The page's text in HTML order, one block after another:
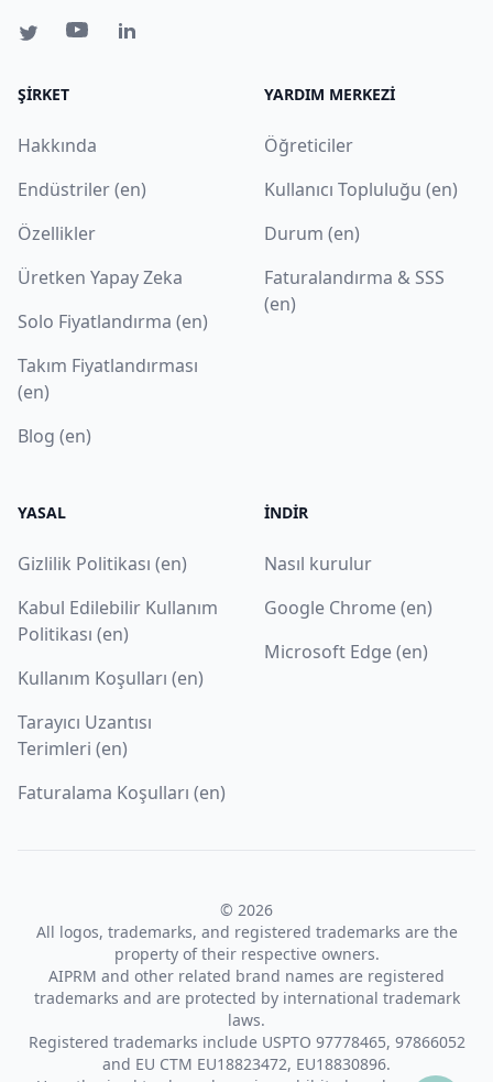
ŞIRKET
Hakkında
Endüstriler (en)
Özellikler
Üretken Yapay Zeka
Solo Fiyatlandırma (en)
Takım Fiyatlandırması
(en)
Blog (en)
YARDIM MERKEZI
Öğreticiler
Kullanıcı Topluluğu (en)
Durum (en)
Faturalandırma & SSS
(en)
YASAL
Gizlilik Politikası (en)
Kabul Edilebilir Kullanım
Politikası (en)
Kullanım Koşulları (en)
Tarayıcı Uzantısı
Terimleri (en)
Faturalama Koşulları (en)
İNDIR
Nasıl kurulur
Google Chrome (en)
Microsoft Edge (en)
© 2026
All logos, trademarks, and registered trademarks are the
property of their respective owners.
AIPRM and other related brand names are registered
trademarks and are protected by international trademark
laws.
Registered trademarks include USPTO 97778465, 97866052
and EU CTM EU18823472, EU18830896.